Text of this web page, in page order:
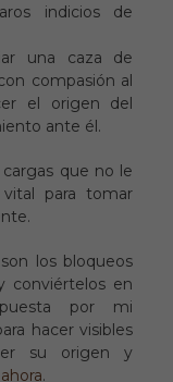
indicios de
una caza de
compasión al
el origen del
ante él.
que no le
para tomar
los bloqueos
conviértelos en
por mi
hacer visibles
su origen y
.